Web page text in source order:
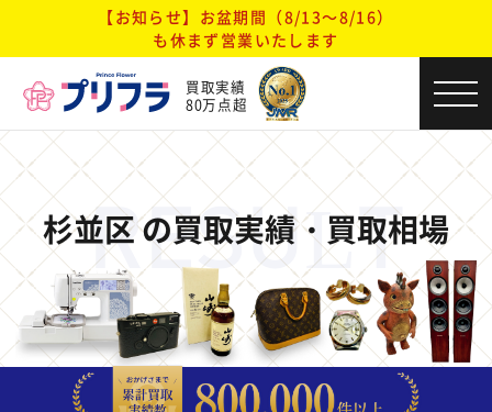
【お知らせ】お盆期間（8/13～8/16）
も休まず営業いたします
買取実績
80万点超
RESULT
杉並区 の買取実績・買取相場